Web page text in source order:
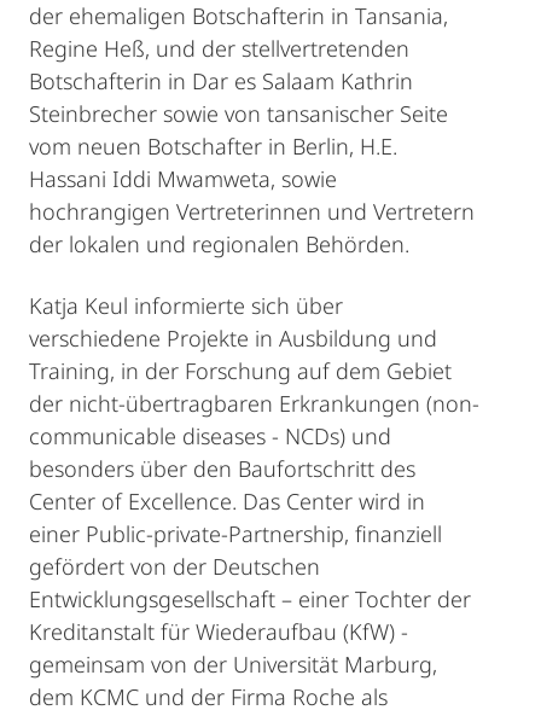
der ehemaligen Botschafterin in Tansania,
Regine Heß, und der stellvertretenden
Botschafterin in Dar es Salaam Kathrin
Steinbrecher sowie von tansanischer Seite
vom neuen Botschafter in Berlin, H.E.
Hassani Iddi Mwamweta, sowie
hochrangigen Vertreterinnen und Vertretern
der lokalen und regionalen Behörden.
Katja Keul informierte sich über
verschiedene Projekte in Ausbildung und
Training, in der Forschung auf dem Gebiet
der nicht-übertragbaren Erkrankungen (non-
communicable diseases - NCDs) und
besonders über den Baufortschritt des
Center of Excellence. Das Center wird in
einer Public-private-Partnership, finanziell
gefördert von der Deutschen
Entwicklungsgesellschaft – einer Tochter der
Kreditanstalt für Wiederaufbau (KfW) -
gemeinsam von der Universität Marburg,
dem KCMC und der Firma Roche als